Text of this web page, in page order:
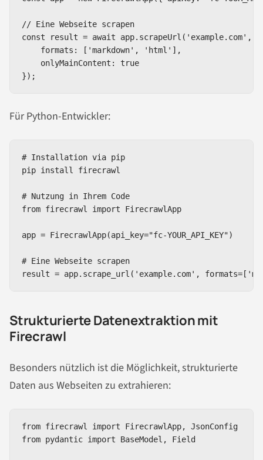
// Eine Webseite scrapen
const result = await app.scrapeUrl('example.com', {
    formats: ['markdown', 'html'],
    onlyMainContent: true
});
Für Python-Entwickler:
# Installation via pip
pip install firecrawl
# Nutzung in Ihrem Code
from firecrawl import FirecrawlApp
app = FirecrawlApp(api_key="fc-YOUR_API_KEY")
# Eine Webseite scrapen
result = app.scrape_url('example.com',
Strukturierte Datenextraktion mit
Firecrawl
Besonders nützlich ist die Möglichkeit, strukturierte
Daten aus Webseiten zu extrahieren:
from firecrawl import FirecrawlApp, JsonConfig
from pydantic import BaseModel, Field